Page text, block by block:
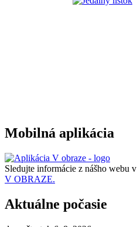
Mobilná aplikácia
Sledujte informácie z nášho webu v
V OBRAZE.
Aktuálne počasie